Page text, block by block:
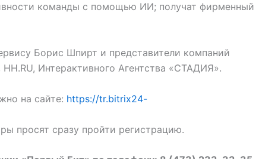
команды с помощью ИИ; получат фирменный
Борис Шпирт и представители компаний
Интерактивного Агентства «СТАДИЯ».
на сайте: https://tr.bitrix24-
просят сразу пройти регистрацию.